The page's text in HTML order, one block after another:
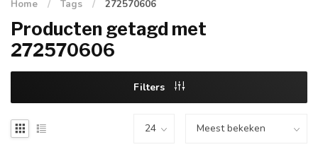
Home / Tags / 272570606
Producten getagd met
272570606
Filters